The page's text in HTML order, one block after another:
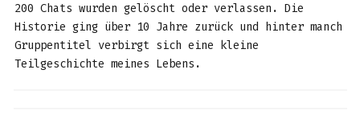
200 Chats wurden gelöscht oder verlassen. Die
Historie ging über 10 Jahre zurück und hinter manch
Gruppentitel verbirgt sich eine kleine
Teilgeschichte meines Lebens.